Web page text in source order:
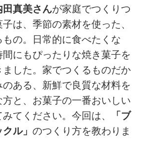
田真美さんが家庭でつくりつ
は、季節の素材を使った、
の。日常的に食べたくな
にもぴったりな焼き菓子を
した。家でつくるものだか
のある、新鮮で良質な材料を
と、お菓子の一番おいしい
てください。今回は、
「ブ
ル」 のつくり方を教わりま